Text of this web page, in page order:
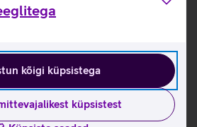
kõigi küpsistega
küpsistest
Gen 2 omaduste ja
kodulehel
videod